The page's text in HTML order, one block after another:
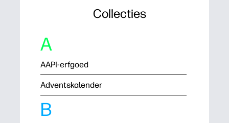
Collecties
A
AAPI-erfgoed
Adventskalender
B